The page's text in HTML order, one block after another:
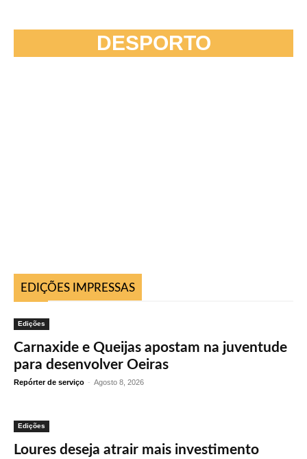
DESPORTO
EDIÇÕES IMPRESSAS
Edições
Carnaxide e Queijas apostam na juventude
para desenvolver Oeiras
Repórter de serviço - Agosto 8, 2026
Edições
Loures deseja atrair mais investimento